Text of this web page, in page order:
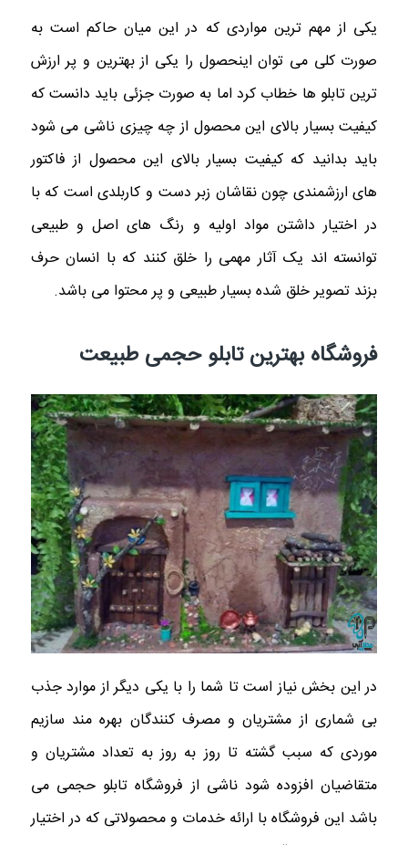
یکی از مهم ترین مواردی که در این میان حاکم است به
صورت کلی می توان اینحصول را یکی از بهترین و پر ارزش
ترین تابلو ها خطاب کرد اما به صورت جزئی باید دانست که
کیفیت بسیار بالای این محصول از چه چیزی ناشی می شود
باید بدانید که کیفیت بسیار بالای این محصول از فاکتور
های ارزشمندی چون نقاشان زبر دست و کاربلدی است که با
در اختیار داشتن مواد اولیه و رنگ های اصل و طبیعی
توانسته اند یک آثار مهمی را خلق کنند که با انسان حرف
بزند تصویر خلق شده بسیار طبیعی و پر محتوا می باشد.
فروشگاه بهترین تابلو حجمی طبیعت
در این بخش نیاز است تا شما را با یکی دیگر از موارد جذب
بی شماری از مشتریان و مصرف کنندگان بهره مند سازیم
موردی که سبب گشته تا روز به روز به تعداد مشتریان و
متقاضیان افزوده شود ناشی از فروشگاه تابلو حجمی می
باشد این فروشگاه با ارائه خدمات و محصولاتی که در اختیار